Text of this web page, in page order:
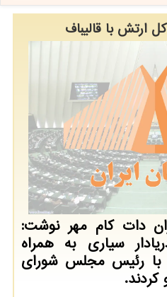
ارتش با قالیباف
دات کام مهر نوشت:
سیاری به همراه
با رئیس مجلس شورای
کردند.